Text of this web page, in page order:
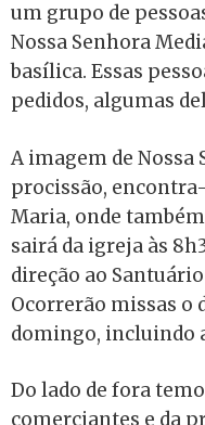
um grupo de
Nossa Senhora
basílica. Essas
pedidos, algumas
A imagem de Nossa
procissão,
Maria, onde
sairá da igreja às
direção ao
Ocorrerão missas o
domingo, incluindo
Do lado de fora
comerciantes e da